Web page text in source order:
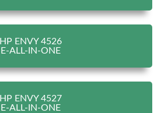
HP ENVY 4526
E-ALL-IN-ONE
HP ENVY 4527
E-ALL-IN-ONE